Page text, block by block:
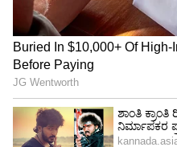
ಮತ್ತೊಂದೆಡೆ, ಅಂಕಪಟ್ಟಿಯ
ಸ್ಥಾನದಲ್ಲಿರುವ ಸನ್‌ರೈಸರ್ಸ್
ರಾಜಸ್ಥಾನ್ ರಾಯಲ್ಸ್ (RR)
'ಎಲಿಮಿನೇಟರ್'